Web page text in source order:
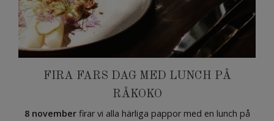
FIRA FARS DAG MED LUNCH PÅ
RÅKOKO
8 novemberfirar vi alla härliga pappor med en lunch på